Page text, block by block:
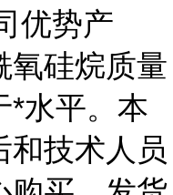
优势产
氧硅烷质量
*水平。本
和技术人员